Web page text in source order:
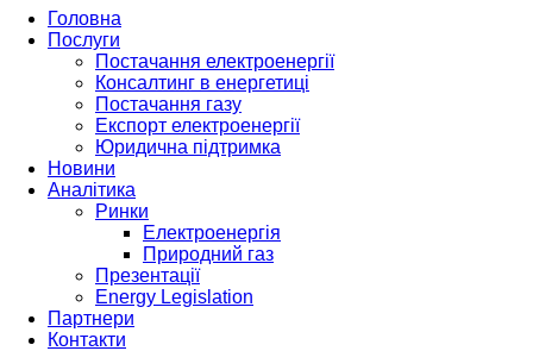
Головна
Послуги
Постачання електроенергії
Консалтинг в енергетиці
Постачання газу
Експорт електроенергії
Юридична підтримка
Новини
Аналітика
Ринки
Електроенергія
Природний газ
Презентації
Energy Legislation
Партнери
Контакти